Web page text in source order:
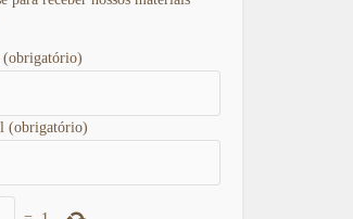
(obrigatório)
(obrigatório)